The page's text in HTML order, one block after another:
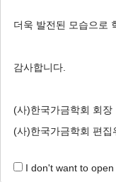
,Eui-Chul Hong1
Received:Nov 28,
Accepted:Dec 27,
더욱 발전된 모습으로
감사합니다.
(사)한국가금학회 회장
(사)한국가금학회 편집
I don't want to open